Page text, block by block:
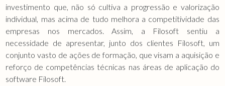
investimento que, não só cultiva a progressão e valorização
individual, mas acima de tudo melhora a competitividade das
empresas nos mercados. Assim, a Filosoft sentiu a
necessidade de apresentar, junto dos clientes Filosoft, um
conjunto vasto de ações de formação, que visam a aquisição e
reforço de competências técnicas nas áreas de aplicação do
software Filosoft.